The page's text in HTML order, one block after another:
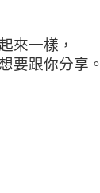
來一樣，
要跟你分享。